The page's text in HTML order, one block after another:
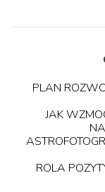
PLAN
JAK
ROLA